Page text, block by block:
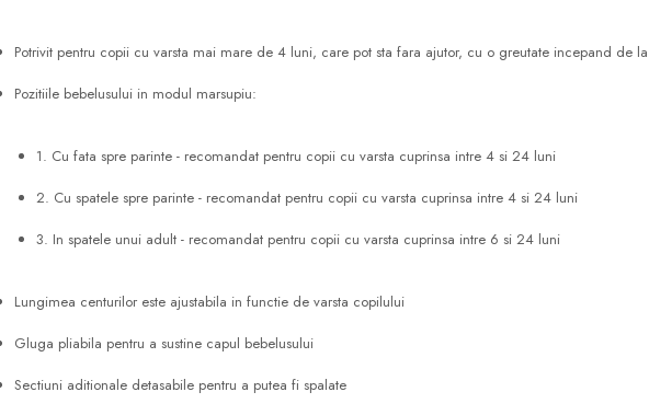
Potrivit pentru copii cu varsta mai mare de 4 luni, care pot sta fara ajutor, cu o greutate incepand de
Pozitiile bebelusului in modul marsupiu:
1. Cu fata spre parinte - recomandat pentru copii cu varsta cuprinsa intre 4 si 24 luni
2. Cu spatele spre parinte - recomandat pentru copii cu varsta cuprinsa intre 4 si 24 luni
3. In spatele unui adult - recomandat pentru copii cu varsta cuprinsa intre 6 si 24 luni
Lungimea centurilor este ajustabila in functie de varsta copilului
Gluga pliabila pentru a sustine capul bebelusului
Sectiuni aditionale detasabile pentru a putea fi spalate